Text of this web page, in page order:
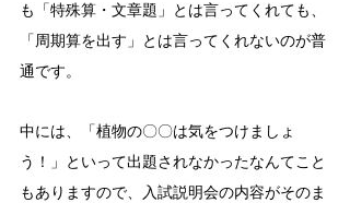
も「特殊算・文章題」とは言ってくれても、
「周期算を出す」とは言ってくれないのが普
通です。
中には、「植物の〇〇は気をつけましょ
う！」といって出題されなかったなんてこと
もありますので、入試説明会の内容がそのま